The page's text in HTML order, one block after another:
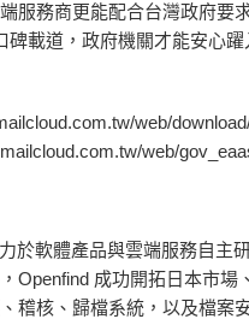
服務商更能配合台灣政府
載道，政府機關才能安心躍
web/
web/
於軟體產品與雲端服務自
Openfind 成功開拓日本市
稽核、歸檔系統，以及檔